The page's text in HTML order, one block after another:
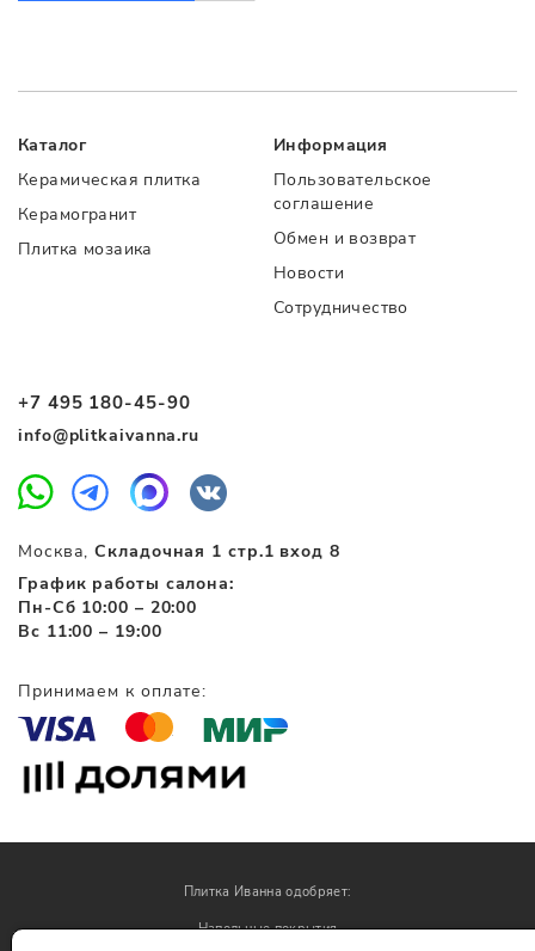
+7 495 180-45-90
info@plitkaivanna.ru
Москва,Складочная 1 стр.1 вход 8
График работы салона:
Пн-Сб 10:00 – 20:00
Вс 11:00 – 19:00
Каталог
Керамическая плитка
Керамогранит
Плитка мозаика
Информация
Пользовательское
соглашение
Обмен и возврат
Новости
Сотрудничество
Принимаем к оплате:
Плитка Иванна одобряет:
Напольные покрытия